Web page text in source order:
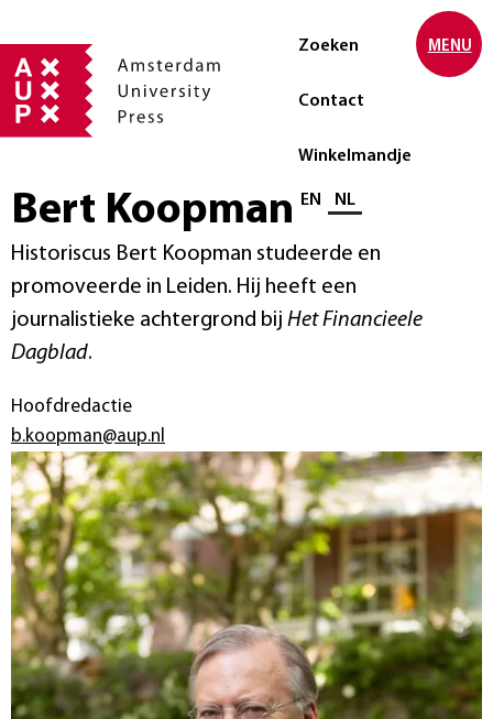
Zoeken
Contact
Winkelmandje
Selecteer taal
EN NL
MENU
Bert Koopman
Historiscus Bert Koopman studeerde en
promoveerde in Leiden. Hij heeft een
journalistieke achtergrond bij Het Financieele
Dagblad.
Hoofdredactie
b.koopman@aup.nl